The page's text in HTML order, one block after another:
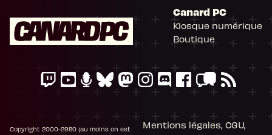
Canard PC
Kiosque numérique
Boutique
Copyright 2000-2980 (au moins on est
Mentions légales, CGU,